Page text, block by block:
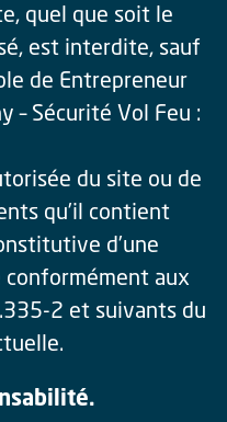
quel que soit le
est interdite, sauf
de Entrepreneur
– Sécurité Vol Feu :
du site ou de
qu’il contient
d’une
aux
2 et suivants du